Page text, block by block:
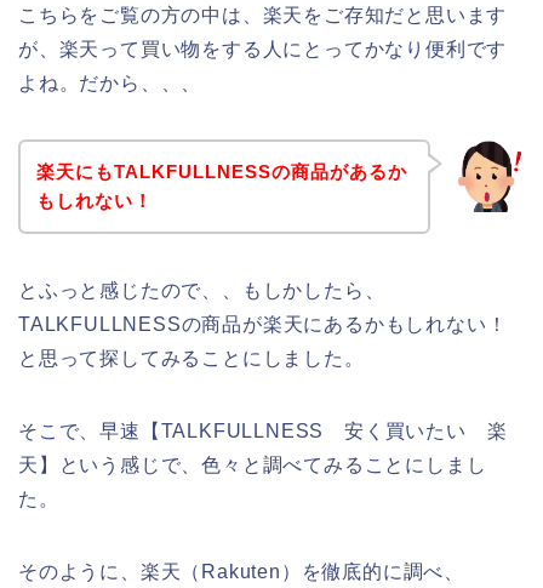
こちらをご覧の方の中は、楽天をご存知だと思います
が、楽天って買い物をする人にとってかなり便利です
よね。だから、、、
楽天にもTALKFULLNESSの商品があるか
もしれない！
とふっと感じたので、、もしかしたら、
TALKFULLNESSの商品が楽天にあるかもしれない！
と思って探してみることにしました。
そこで、早速【TALKFULLNESS 安く買いたい 楽
天】という感じで、色々と調べてみることにしまし
た。
そのように、楽天（Rakuten）を徹底的に調べ、